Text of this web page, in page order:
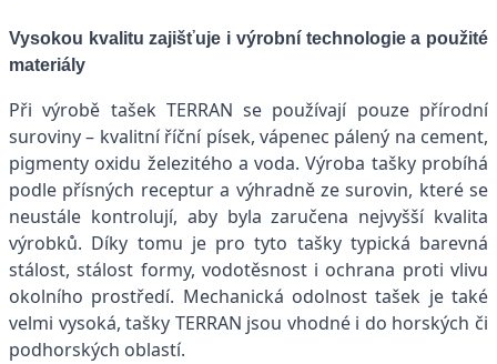
Vysokou kvalitu zajišťuje i výrobní technologie a použité
materiály
Při výrobě tašek TERRAN se používají pouze přírodní
suroviny – kvalitní říční písek, vápenec pálený na cement,
pigmenty oxidu železitého a voda. Výroba tašky probíhá
podle přísných receptur a výhradně ze surovin, které se
neustále kontrolují, aby byla zaručena nejvyšší kvalita
výrobků. Díky tomu je pro tyto tašky typická barevná
stálost, stálost formy, vodotěsnost i ochrana proti vlivu
okolního prostředí. Mechanická odolnost tašek je také
velmi vysoká, tašky TERRAN jsou vhodné i do horských či
podhorských oblastí.